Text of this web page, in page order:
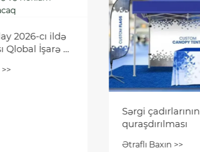
2026-cı ildə
Qlobal İşarə və
Sərgi çadırlarının
quraşdırılması
Ətraflı Baxın >>